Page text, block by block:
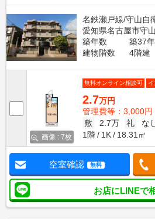
名鉄瀬戸線/守山自
愛知県名古屋市守
築年数
築37年
建物階数
4階建
画像 : 7枚
無料オンライン相談可
2.7万円
管理費等：3,000円
敷
2.7万 礼
な
1階
1K 18.31㎡
空室確認 無料
お店にLINEで